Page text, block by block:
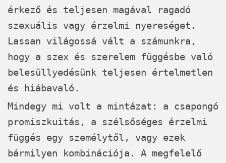
érkező és teljesen magával ragadó
szexuális vagy érzelmi nyereséget.
Lassan világossá vált a számunkra,
hogy a szex és szerelem függésbe való
belesüllyedésünk teljesen értelmetlen
és hiábavaló.
Mindegy mi volt a mintázat: a csapongó
promiszkuitás, a szélsőséges érzelmi
függés egy személytől, vagy ezek
bármilyen kombinációja. A megfelelő